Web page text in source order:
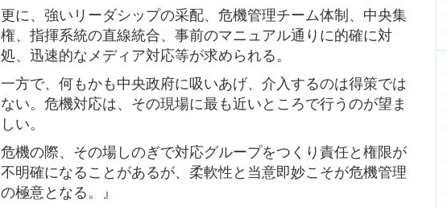
更に、強いリーダシップの采配、危機管理チーム体制、中央集
権、指揮系統の直線統合、事前のマニュアル通りに的確に対
処、迅速的なメディア対応等が求められる。
一方で、何もかも中央政府に吸いあげ、介入するのは得策では
ない。危機対応は、その現場に最も近いところで行うのが望ま
しい。
危機の際、その場しのぎで対応グループをつくり責任と権限が
不明確になることがあるが、柔軟性と当意即妙こそが危機管理
の極意となる。』